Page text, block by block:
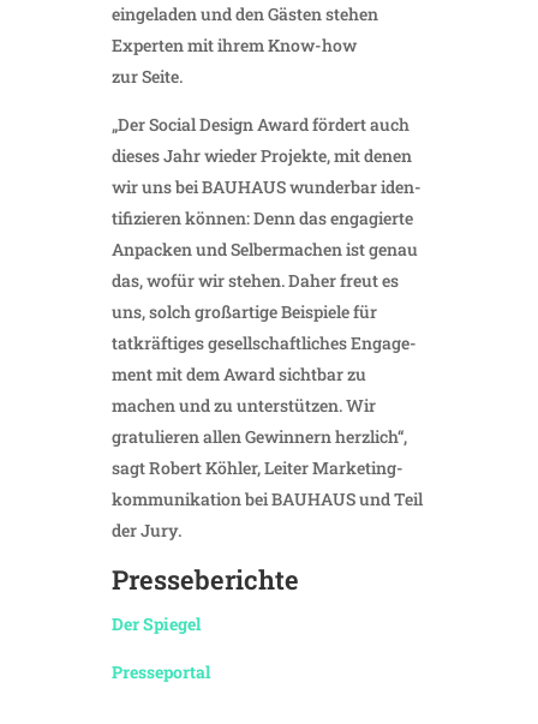
einge­laden und den Gästen stehen
Experten mit ihrem Know-how
zur Seite.
„Der Social Design Award fördert auch
dieses Jahr wieder Projekte, mit denen
wir uns bei BAUHAUS wunderbar iden­
ti­fi­zieren können: Denn das enga­gierte
Anpa­cken und Selber­ma­chen ist genau
das, wofür wir stehen. Daher freut es
uns, solch groß­ar­tige Beispiele für
tatkräf­tiges gesell­schaft­li­ches Enga­ge­
ment mit dem Award sichtbar zu
machen und zu unter­stützen. Wir
gratu­lieren allen Gewin­nern herz­lich“,
sagt Robert Köhler, Leiter Marke­ting­
kom­mu­ni­ka­tion bei BAUHAUS und Teil
der Jury.
Pres­se­be­richte
Der Spiegel
Pres­se­portal